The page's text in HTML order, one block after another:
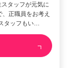
タッフが元気に
正職員をお考え
タッフもい…